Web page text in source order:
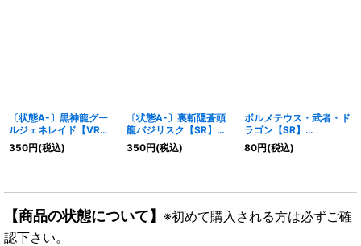
〔状態A-〕黒神龍グー
ルジェネレイド【VR】
{25EX3TD11/TD23}
《闇》
350円(税込)
〔状態A-〕裏斬隠蒼頭
龍バジリスク【SR】
{25EX3TD1/TD23}
《水》
350円(税込)
ボルメテウス・武者・ド
ラゴン【SR】
{EX0126/80}《火》
80円(税込)
【商品の状態について】 ※初めて購入される方は必ずご確
認下さい。